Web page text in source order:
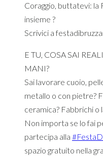
Coraggio, buttatevi: la
insieme ?
Scrivici a
E TU, COSA SAI
MANI?
Sai lavorare cuoio,
metallo o con pietre?
ceramica? Fabbrichi o
Non importa se lo fai
partecipa alla #
spazio gratuito nella